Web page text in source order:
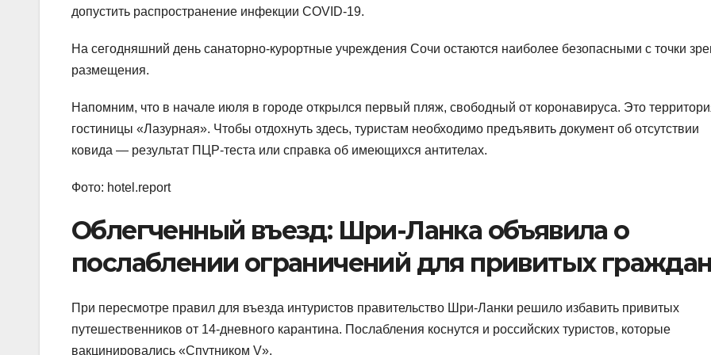
допустить распространение инфекции COVID-19.
На сегодняшний день санаторно-курортные учреждения Сочи остаются наиболее безопасными с точки
размещения.
Напомним, что в начале июля в городе открылся первый пляж, свободный от коронавируса. Это
гостиницы «Лазурная». Чтобы отдохнуть здесь, туристам необходимо предъявить документ об отсутствии
ковида — результат ПЦР-теста или справка об имеющихся антителах.
Фото: hotel.report
Облегченный въезд: Шри-Ланка объявила о
послаблении ограничений для привитых граждан
При пересмотре правил для въезда интуристов правительство Шри-Ланки решило избавить привитых
путешественников от 14-дневного карантина. Послабления коснутся и российских туристов, которые
вакцинировались «Спутником V».